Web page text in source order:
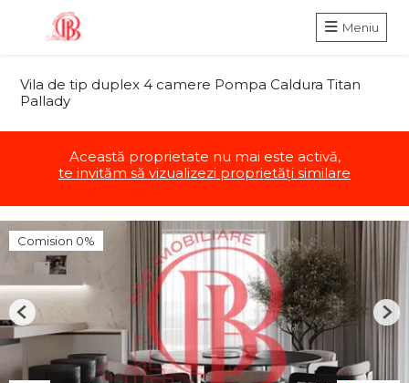
Meniu
Vila de tip duplex 4 camere Pompa Caldura Titan
Pallady
Această proprietate nu mai este activă,
te invităm să vizualizezi proprietăți similare
Comision 0%
Previous